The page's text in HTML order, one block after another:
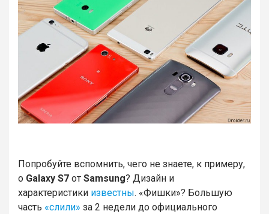
Попробуйте вспомнить, чего не знаете, к примеру,
о Galaxy S7 от Samsung? Дизайн и
характеристики известны. «Фишки»? Большую
часть «слили» за 2 недели до официального